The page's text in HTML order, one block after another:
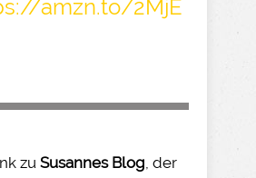
amzn.to/2MjE
zu Susannes Blog , der